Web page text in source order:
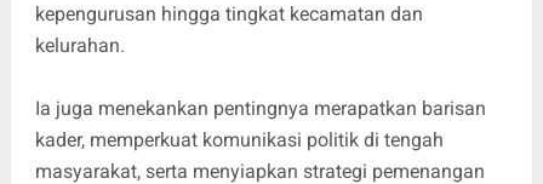
kepengurusan hingga tingkat kecamatan dan
kelurahan.
Ia juga menekankan pentingnya merapatkan barisan
kader, memperkuat komunikasi politik di tengah
masyarakat, serta menyiapkan strategi pemenangan